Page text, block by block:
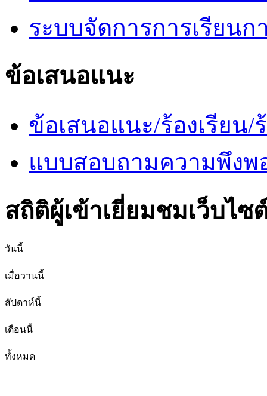
ระบบจัดการการเรียน
ข้อเสนอแนะ
ข้อเสนอแนะ/ร้องเรียน/
แบบสอบถามความพึงพ
สถิติผู้เข้าเยี่ยมชมเว็บไซ
วันนี้
เมื่อวานนี้
สัปดาห์นี้
เดือนนี้
ทั้งหมด